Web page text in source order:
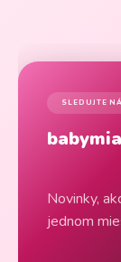
SLEDUJTE
Novinky,
jednom